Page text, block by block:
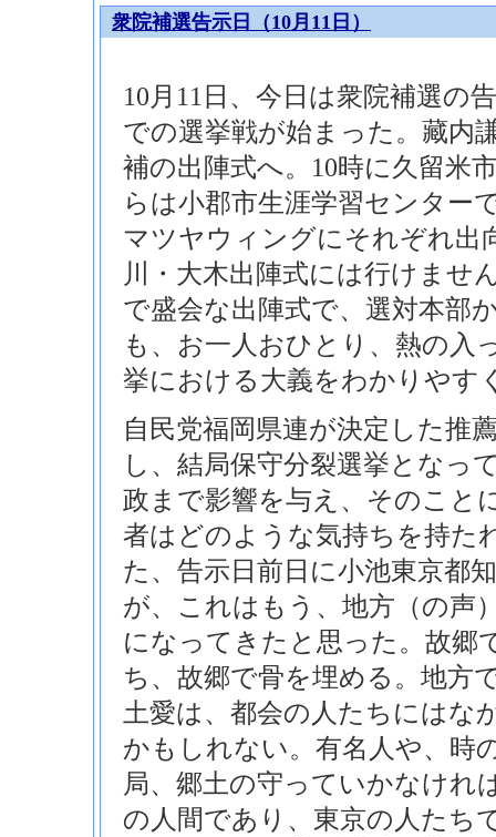
衆院補選告示日（10月11日）
10月11日、今日は衆院補選の
での選挙戦が始まった。藏内
補の出陣式へ。10時に久留米
らは小郡市生涯学習センター
マツヤウィングにそれぞれ出
川・大木出陣式には行けませ
で盛会な出陣式で、選対本部
も、お一人おひとり、熱の入
挙における大義をわかりやす
自民党福岡県連が決定した推
し、結局保守分裂選挙となっ
政まで影響を与え、そのこと
者はどのような気持ちを持た
た、告示日前日に小池東京都
が、これはもう、地方（の声
になってきたと思った。故郷
ち、故郷で骨を埋める。地方
土愛は、都会の人たちにはな
かもしれない。有名人や、時
局、郷土の守っていかなけれ
の人間であり、東京の人たち